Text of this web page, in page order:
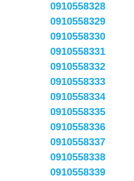
0910558328
0910558329
0910558330
0910558331
0910558332
0910558333
0910558334
0910558335
0910558336
0910558337
0910558338
0910558339